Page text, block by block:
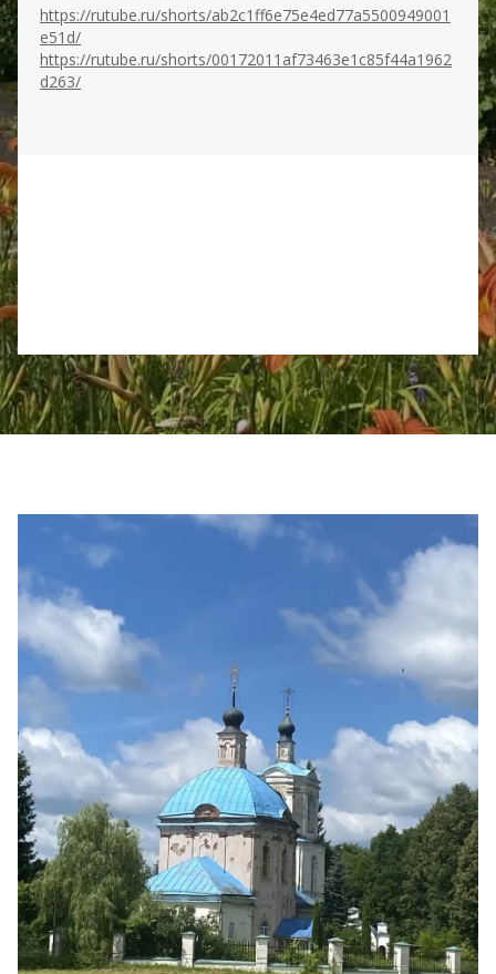
https://rutube.ru/shorts/ab2c1ff6e75e4ed77a5500949001
e51d/
https://rutube.ru/shorts/00172011af73463e1c85f44a1962
d263/